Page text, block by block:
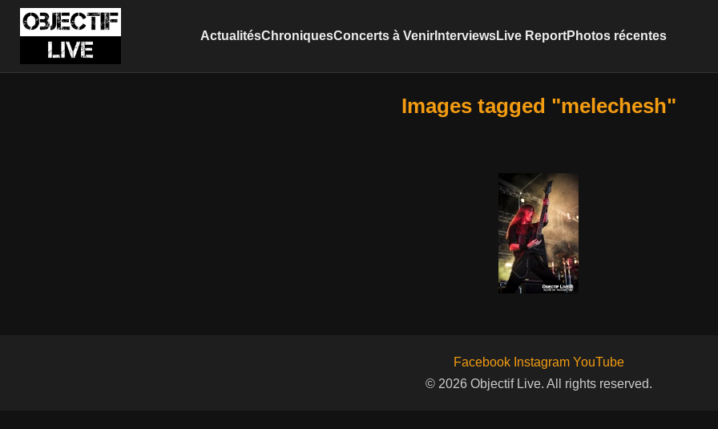
ActualitésChroniquesConcerts à VenirInterviewsLive ReportPhotos récentes
Images tagged "melechesh"
Facebook Instagram YouTube
© 2026 Objectif Live. All rights reserved.